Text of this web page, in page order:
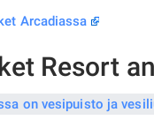
Arcadiassa
Resort